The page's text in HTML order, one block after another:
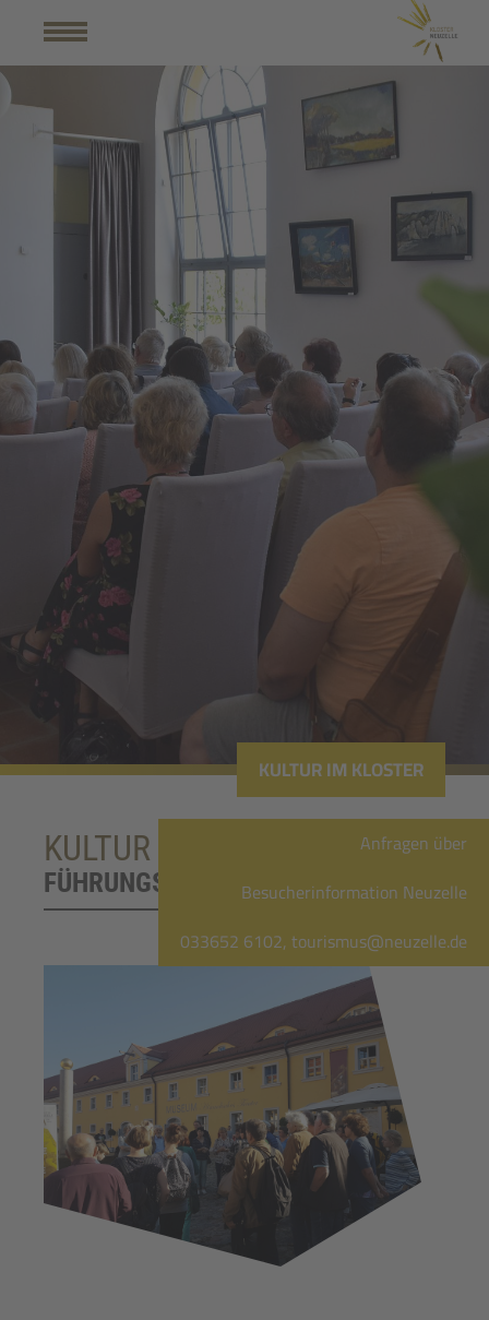
KULTUR IM KLOSTER
KULTUR & GARTEN
FÜHRUNGSANGEBOT
Anfragen über
Besucherinformation Neuzelle
033652 6102, tourismus@neuzelle.de